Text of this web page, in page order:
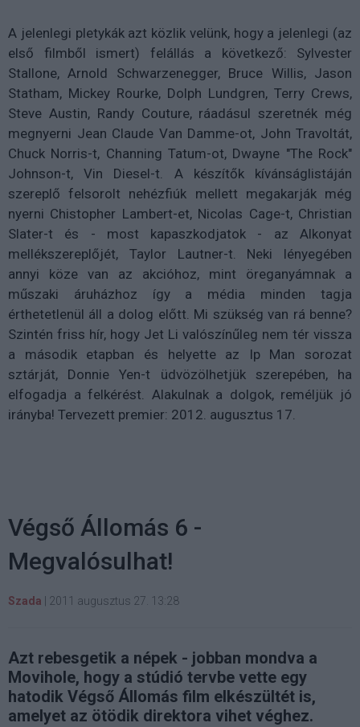
A jelenlegi pletykák azt közlik velünk, hogy a jelenlegi (az
első filmből ismert) felállás a következő: Sylvester
Stallone, Arnold Schwarzenegger, Bruce Willis, Jason
Statham, Mickey Rourke, Dolph Lundgren, Terry Crews,
Steve Austin, Randy Couture, ráadásul szeretnék még
megnyerni Jean Claude Van Damme-ot, John Travoltát,
Chuck Norris-t, Channing Tatum-ot, Dwayne "The Rock"
Johnson-t, Vin Diesel-t. A készítők kívánságlistáján
szereplő felsorolt nehézfiúk mellett megakarják még
nyerni Chistopher Lambert-et, Nicolas Cage-t, Christian
Slater-t és - most kapaszkodjatok - az Alkonyat
mellékszereplőjét, Taylor Lautner-t. Neki lényegében
annyi köze van az akcióhoz, mint öreganyámnak a
műszaki áruházhoz így a média minden tagja
érthetetlenül áll a dolog előtt. Mi szükség van rá benne?
Szintén friss hír, hogy Jet Li valószínűleg nem tér vissza
a második etapban és helyette az Ip Man sorozat
sztárját, Donnie Yen-t üdvözölhetjük szerepében, ha
elfogadja a felkérést. Alakulnak a dolgok, reméljük jó
irányba! Tervezett premier: 2012. augusztus 17.
Végső Állomás 6 -
Megvalósulhat!
Szada 2011 augusztus 27. 13:28
Azt rebesgetik a népek - jobban mondva a
Movihole, hogy a stúdió tervbe vette egy
hatodik Végső Állomás film elkészültét is,
amelyet az ötödik direktora vihet véghez.